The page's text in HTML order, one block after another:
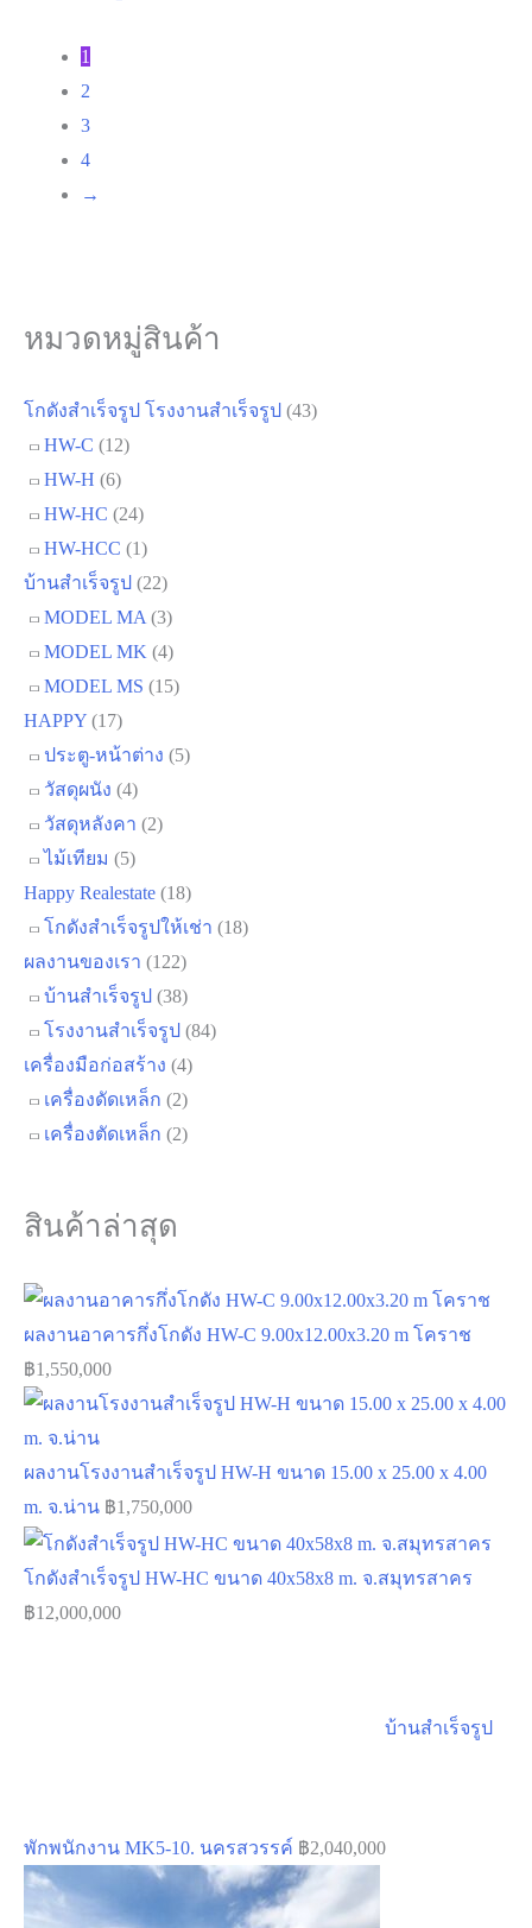
1
2
3
4
→
หมวดหมู่สินค้า
โกดังสำเร็จรูป โรงงานสำเร็จรูป (43)
HW-C (12)
HW-H (6)
HW-HC (24)
HW-HCC (1)
บ้านสำเร็จรูป (22)
MODEL MA (3)
MODEL MK (4)
MODEL MS (15)
HAPPY (17)
ประตู-หน้าต่าง (5)
วัสดุผนัง (4)
วัสดุหลังคา (2)
ไม้เทียม (5)
Happy Realestate (18)
โกดังสำเร็จรูปให้เช่า (18)
ผลงานของเรา (122)
บ้านสำเร็จรูป (38)
โรงงานสำเร็จรูป (84)
เครื่องมือก่อสร้าง (4)
เครื่องดัดเหล็ก (2)
เครื่องตัดเหล็ก (2)
สินค้าล่าสุด
ผลงานอาคารกึ่งโกดัง HW-C 9.00x12.00x3.20 m โคราช
฿1,550,000
ผลงานโรงงานสำเร็จรูป HW-H ขนาด 15.00 x 25.00 x 4.00
m. จ.น่าน ฿1,750,000
โกดังสำเร็จรูป HW-HC ขนาด 40x58x8 m. จ.สมุทรสาคร
฿12,000,000
บ้านสำเร็จรูป
พักพนักงาน MK5-10. นครสวรรค์ ฿2,040,000